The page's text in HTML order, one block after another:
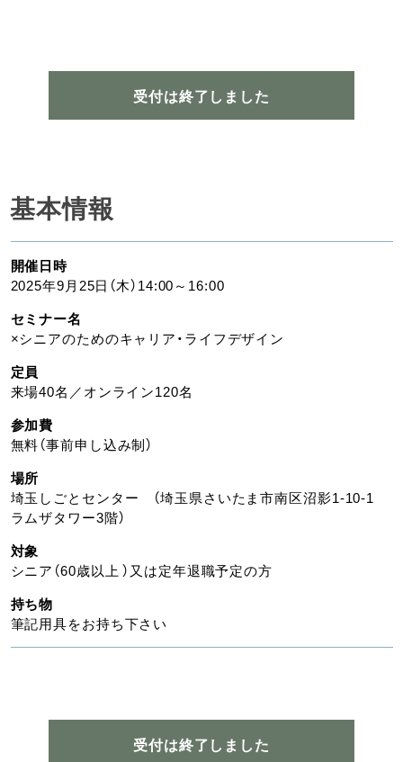
受付は終了しました
基本情報
開催日時
2025年9月25日（木）14:00～16:00
セミナー名
×シニアのためのキャリア・ライフデザイン
定員
来場40名／オンライン120名
参加費
無料（事前申し込み制）
場所
埼玉しごとセンター （埼玉県さいたま市南区沼影1-10-1
ラムザタワー3階）
対象
シニア（60歳以上 ）又は定年退職予定の方
持ち物
筆記用具をお持ち下さい
受付は終了しました